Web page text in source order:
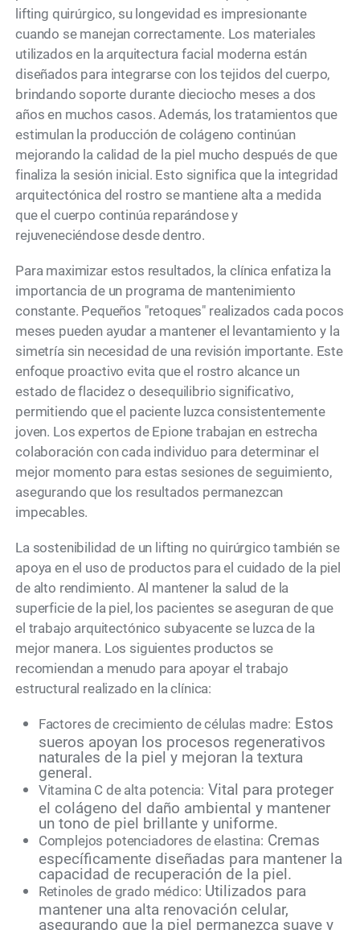
lifting quirúrgico, su longevidad es impresionante
cuando se manejan correctamente. Los materiales
utilizados en la arquitectura facial moderna están
diseñados para integrarse con los tejidos del cuerpo,
brindando soporte durante dieciocho meses a dos
años en muchos casos. Además, los tratamientos que
estimulan la producción de colágeno continúan
mejorando la calidad de la piel mucho después de que
finaliza la sesión inicial. Esto significa que la integridad
arquitectónica del rostro se mantiene alta a medida
que el cuerpo continúa reparándose y
rejuveneciéndose desde dentro.
Para maximizar estos resultados, la clínica enfatiza la
importancia de un programa de mantenimiento
constante. Pequeños "retoques" realizados cada pocos
meses pueden ayudar a mantener el levantamiento y la
simetría sin necesidad de una revisión importante. Este
enfoque proactivo evita que el rostro alcance un
estado de flacidez o desequilibrio significativo,
permitiendo que el paciente luzca consistentemente
joven. Los expertos de Epione trabajan en estrecha
colaboración con cada individuo para determinar el
mejor momento para estas sesiones de seguimiento,
asegurando que los resultados permanezcan
impecables.
La sostenibilidad de un lifting no quirúrgico también se
apoya en el uso de productos para el cuidado de la piel
de alto rendimiento. Al mantener la salud de la
superficie de la piel, los pacientes se aseguran de que
el trabajo arquitectónico subyacente se luzca de la
mejor manera. Los siguientes productos se
recomiendan a menudo para apoyar el trabajo
estructural realizado en la clínica:
Factores de crecimiento de células madre: Estos
sueros apoyan los procesos regenerativos
naturales de la piel y mejoran la textura
general.
Vitamina C de alta potencia: Vital para proteger
el colágeno del daño ambiental y mantener
un tono de piel brillante y uniforme.
Complejos potenciadores de elastina: Cremas
específicamente diseñadas para mantener la
capacidad de recuperación de la piel.
Retinoles de grado médico: Utilizados para
mantener una alta renovación celular,
asegurando que la piel permanezca suave y